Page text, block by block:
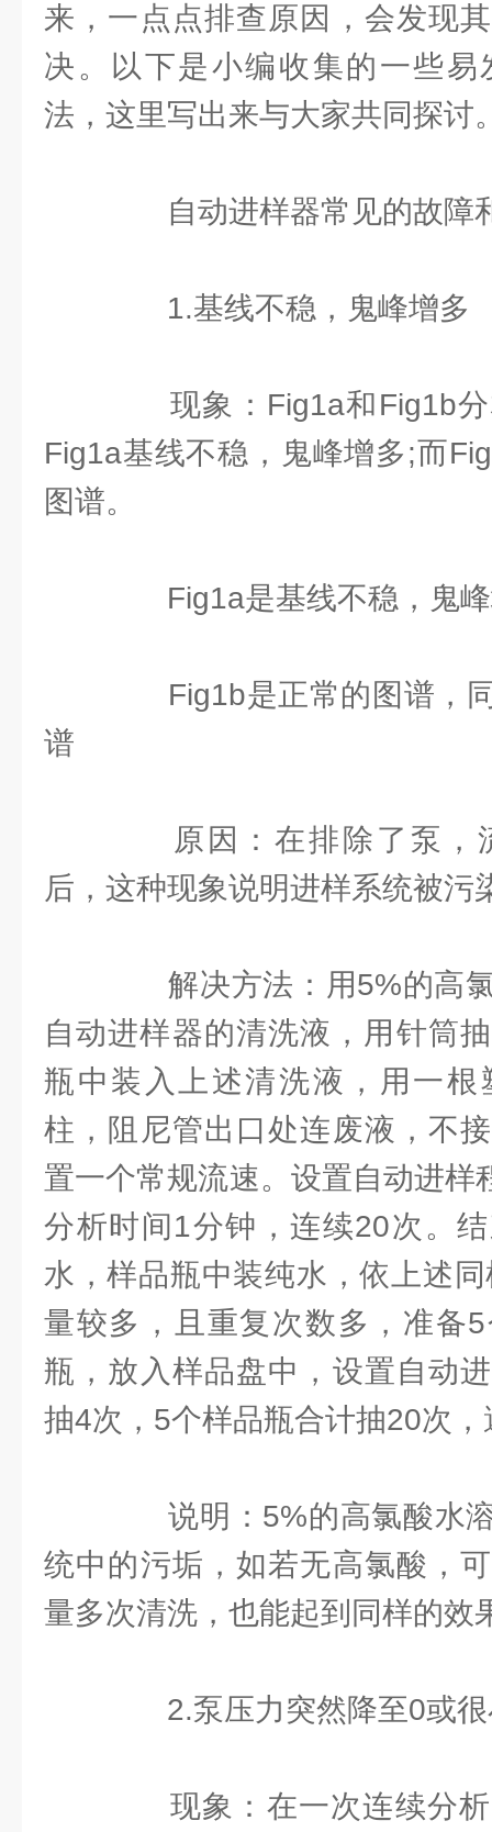
来，一点点排查原因，会发现
决。以下是小编收集的一些
法，这里写出来与大家共同探讨
自动进样器常见的故障
1.基线不稳，鬼峰增多
现象：Fig1a和Fig1b分
Fig1a基线不稳，鬼峰增多;而
图谱。
Fig1a是基线不稳，鬼峰
Fig1b是正常的图谱，同
谱
原因：在排除了泵，
后，这种现象说明进样系统被污
解决方法：用5%的高氯
自动进样器的清洗液，用针筒
瓶中装入上述清洗液，用一根
柱，阻尼管出口处连废液，不
置一个常规流速。设置自动进样
分析时间1分钟，连续20次。
水，样品瓶中装纯水，依上述
量较多，且重复次数多，准备
瓶，放入样品盘中，设置自动
抽4次，5个样品瓶合计抽20次
说明：5%的高氯酸水溶
统中的污垢，如若无高氯酸，
量多次清洗，也能起到同样的效
2.泵压力突然降至0或很
现象：在一次连续分析